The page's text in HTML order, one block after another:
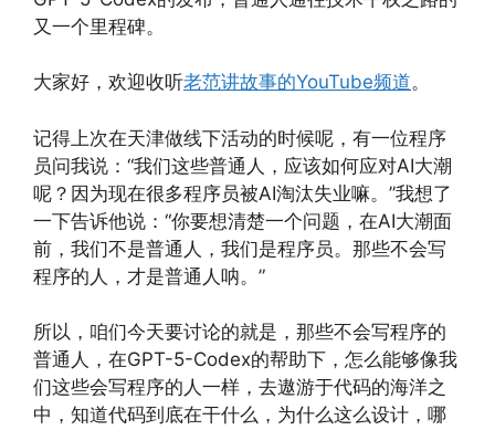
又一个里程碑。
大家好，欢迎收听老范讲故事的YouTube频道。
记得上次在天津做线下活动的时候呢，有一位程序
员问我说：“我们这些普通人，应该如何应对AI大潮
呢？因为现在很多程序员被AI淘汰失业嘛。”我想了
一下告诉他说：“你要想清楚一个问题，在AI大潮面
前，我们不是普通人，我们是程序员。那些不会写
程序的人，才是普通人呐。”
所以，咱们今天要讨论的就是，那些不会写程序的
普通人，在GPT-5-Codex的帮助下，怎么能够像我
们这些会写程序的人一样，去遨游于代码的海洋之
中，知道代码到底在干什么，为什么这么设计，哪